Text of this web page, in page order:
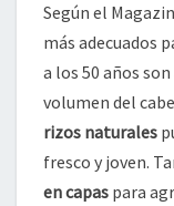
Según el
más adecuados
a los 50 años
volumen del
rizos naturales
fresco y joven.
en capas para